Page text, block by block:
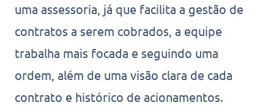
uma assessoria, já que facilita a gestão de
contratos a serem cobrados, a equipe
trabalha mais focada e seguindo uma
ordem, além de uma visão clara de cada
contrato e histórico de acionamentos.